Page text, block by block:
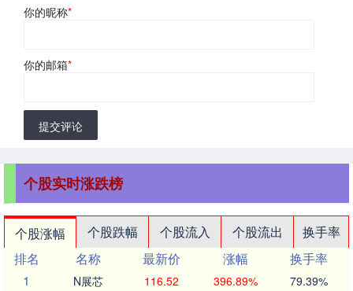
你的昵称*
你的邮箱*
提交评论
个股实时涨跌榜
个股涨幅 个股跌幅 个股流入 个股流出
换手率
排名
名称 最新价 涨幅
换手率
1
N展芯 116.52 396.89% 79.39%